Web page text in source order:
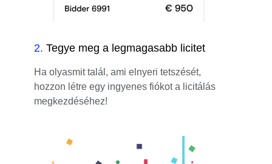
2. Tegye meg a legmagasabb licitet
Ha olyasmit talál, ami elnyeri tetszését,
hozzon létre egy ingyenes fiókot a licitálás
megkezdéséhez!